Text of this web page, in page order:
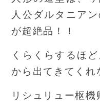
人公ダルタニア
が超絶品！！
くらくらするほ
から出てきてくれ
リシュリュー枢機